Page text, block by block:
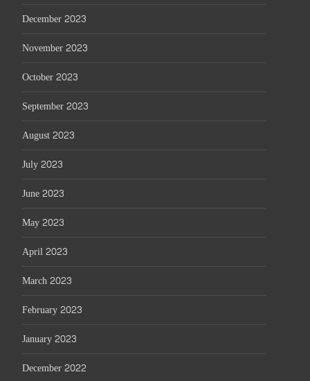
December 2023
November 2023
October 2023
September 2023
August 2023
July 2023
June 2023
May 2023
April 2023
March 2023
February 2023
January 2023
December 2022